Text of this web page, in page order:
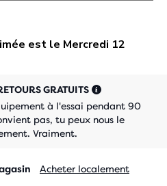
GRATUITS
à l'essai pendant 90
pas, tu peux nous le
Vraiment.
Acheter localement